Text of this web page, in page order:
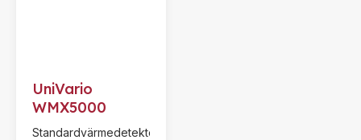
UniVario
WMX5000
Standardvärmedetektor